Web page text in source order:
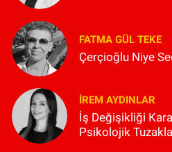
FATMA GÜL TEKE
Çerçioğlu Niye
İREM AYDINLAR
İş Değişikliği
Psikolojik